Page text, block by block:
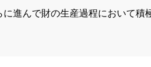
進んで財の生産過程において積